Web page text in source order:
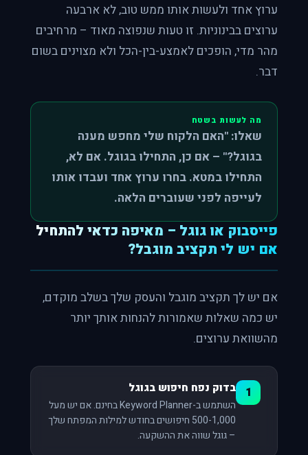
ערוץ אחד ולעשות אותו ממש טוב, לא ארבעה
ערוצים בבינוניות. זו טעות שנפוצה מאוד – מרחיבים
מהר מדי, הופכים לאמצע-בין-הכל ולא מצוינים בשום
דבר.
מה לעשות בשטח
שאלו: "האם הלקוח שלי מחפש מענה
בגוגל?" – אם כן, התחילו בגוגל. אם לא,
התחילו במטא. בחרו ערוץ אחד ועבדו אותו
לעייפה לפני שעוברים הלאה.
פייסבוק או גוגל – מאיפה כדאי להתחיל
אם יש לי תקציב מוגבל?
אם יש לך תקציב מוגבל והעסק שלך בשלב מוקדם,
יש כמה שאלות שאמורות להנחות אותך יותר
מהשוואת ערוצים.
1 בדוק נפח חיפוש בגוגל
השתמש ב-Keyword Planner בחינם. אם יש מעל
500-1,000 חיפושים בחודש למילות המפתח שלך
– גוגל שווה את ההשקעה.